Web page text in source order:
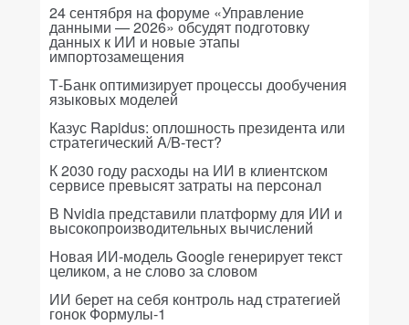
24 сентября на форуме «Управление
данными — 2026» обсудят подготовку
данных к ИИ и новые этапы
импортозамещения
Т-Банк оптимизирует процессы дообучения
языковых моделей
Казус Rapidus: оплошность президента или
стратегический A/B-тест?
К 2030 году расходы на ИИ в клиентском
сервисе превысят затраты на персонал
В Nvidia представили платформу для ИИ и
высокопроизводительных вычислений
Новая ИИ-модель Google генерирует текст
целиком, а не слово за словом
ИИ берет на себя контроль над стратегией
гонок Формулы-1